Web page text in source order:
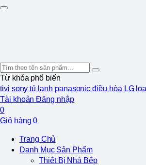
Từ khóa phổ biến
tivi sonytủ lạnh panasonicđiều hòa LG
Tài khoản Đăng nhập
0
Giỏ hàng 0
Trang Chủ
Danh Mục Sản Phẩm
Thiết Bị Nhà Bếp